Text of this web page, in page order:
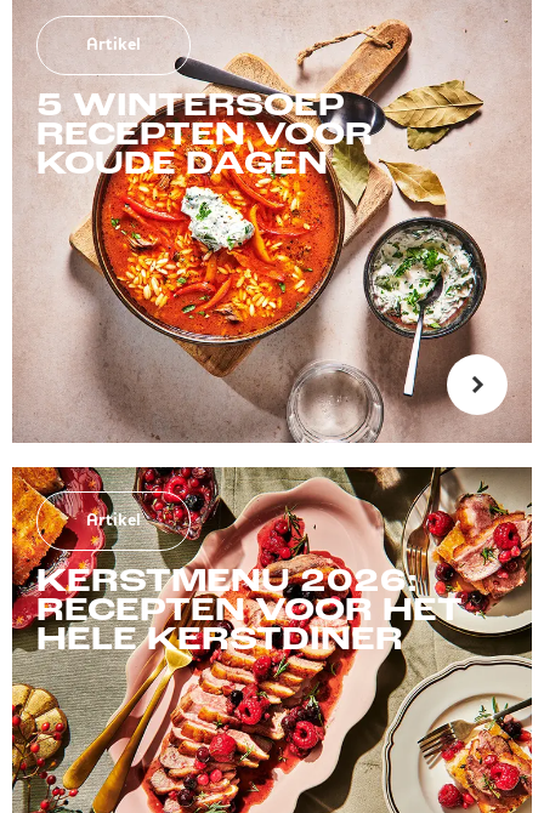
Artikel
5 WINTERSOEP
RECEPTEN VOOR
KOUDE DAGEN
Artikel
KERSTMENU 2026:
RECEPTEN VOOR HET
HELE KERSTDINER